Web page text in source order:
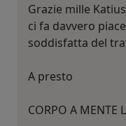
Grazie mille
ci fa davvero
soddisfatta del
A presto
CORPO A MENTE